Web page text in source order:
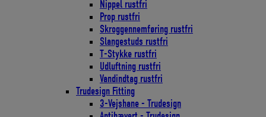
Nippel rustfri
Prop rustfri
Skroggennemføring rustfri
Slangestuds rustfri
T-Stykke rustfri
Udluftning rustfri
Vandindtag rustfri
Trudesign Fitting
3-Vejshane - Trudesign